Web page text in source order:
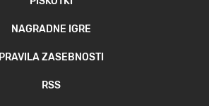
NAGRADNE IGRE
PRAVILA ZASEBNOSTI
RSS